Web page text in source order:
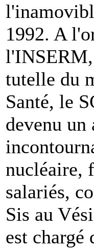
1992. A
l'INSERM,
tutelle du
Santé, le
devenu un
nucléaire,
salariés,
Sis au
est chargé